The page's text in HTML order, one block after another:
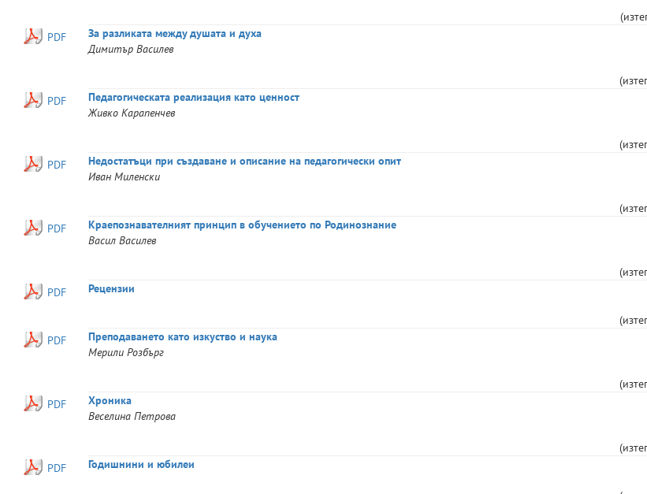
PDF
За разликата между душата и духа
Димитър Василев
PDF
Педагогическата реализация като ценност
Живко Карапенчев
PDF
Недостатъци при създаване и описание на педагогически опит
Иван Миленски
PDF
Краепознавателният принцип в обучението по Родинознание
Васил Василев
PDF
Рецензии
PDF
Преподаването като изкуство и наука
Мерили Розбърг
PDF
Хроника
Веселина Петрова
PDF
Годишнини и юбилеи